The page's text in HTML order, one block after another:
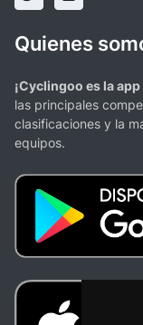
Quienes
¡Cyclingoo es la
las principales
clasificaciones y la
equipos.